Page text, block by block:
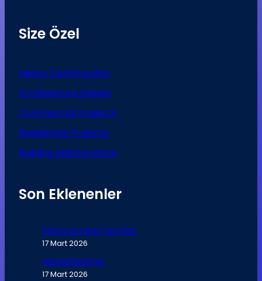
Size Özel
Heavy Construction
Architecture Design
Commercial Projects
Residential Projects
Building Maintenance
Son Eklenenler
Sıkça sorulan sorular
17 Mart 2026
Hizmetlerimiz
17 Mart 2026